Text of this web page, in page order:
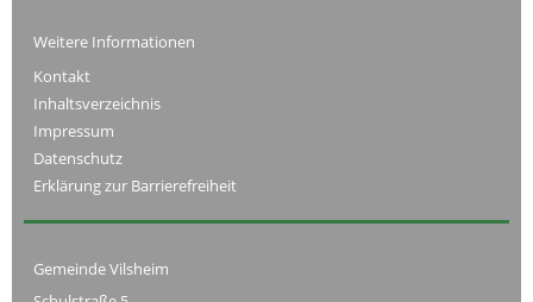
Weitere Informationen
Kontakt
Inhaltsverzeichnis
Impressum
Datenschutz
Erklärung zur Barrierefreiheit
Gemeinde Vilsheim